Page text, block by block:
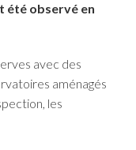
été observé en
avec des
aménagés
les